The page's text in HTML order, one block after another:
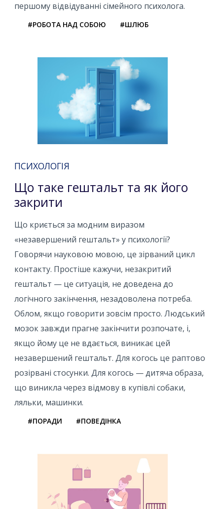
першому відвідуванні сімейного психолога.
#РОБОТА НАД СОБОЮ #ШЛЮБ
ПСИХОЛОГІЯ
Що таке гештальт та як його
закрити
Що криється за модним виразом
«незавершений гештальт» у психології?
Говорячи науковою мовою, це зірваний цикл
контакту. Простіше кажучи, незакритий
гештальт — це ситуація, не доведена до
логічного закінчення, незадоволена потреба.
Облом, якщо говорити зовсім просто. Людський
мозок завжди прагне закінчити розпочате, і,
якщо йому це не вдається, виникає цей
незавершений гештальт. Для когось це раптово
розірвані стосунки. Для когось — дитяча образа,
що виникла через відмову в купівлі собаки,
ляльки, машинки.
#ПОРАДИ #ПОВЕДІНКА